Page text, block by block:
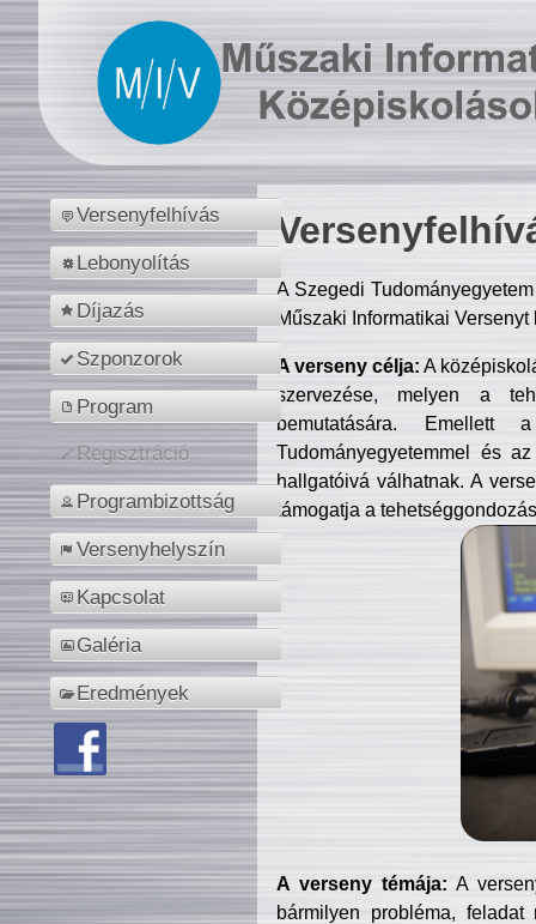
Versenyfelhívás
Lebonyolítás
Díjazás
Szponzorok
Program
Regisztráció
Programbizottság
Versenyhelyszín
Kapcsolat
Galéria
Eredmények
A Szegedi
Műszaki Informatikai
A verseny célja: A
szervezése, melyen a
bemutatására. Emellett
Tudományegyetemmel és
hallgatóivá válhatnak. A
támogatja a
A verseny témája: A
bármilyen probléma, feladat